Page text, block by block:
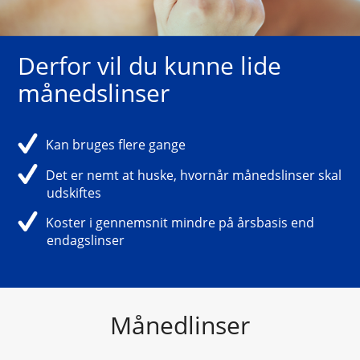
Derfor vil du kunne lide
månedslinser
Kan bruges flere gange
Det er nemt at huske, hvornår månedslinser skal
udskiftes
Koster i gennemsnit mindre på årsbasis end
endagslinser
Månedlinser